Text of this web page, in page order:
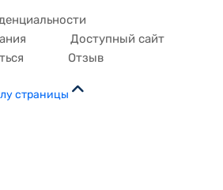
Доступный сайт
Отзыв
страницы